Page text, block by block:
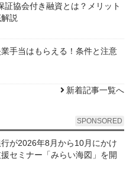
証協会付き融資とは？メリット
説
手当はもらえる！条件と注意
新着記事一覧へ
SPONSORED
が2026年8月から10月にかけ
セミナー「みらい海図」を開